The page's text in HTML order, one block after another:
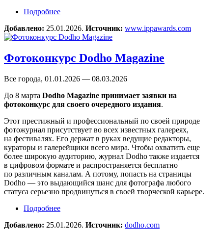
Подробнее
Добавлено: 25.01.2026. Источник: www.ippawards.com
Фотоконкурс Dodho Magazine
Все города, 01.01.2026 — 08.03.2026
До 8 марта Dodho Magazine принимает заявки на
фотоконкурс для своего очередного издания.
Этот престижный и профессиональный по своей природе
фотожурнал присутствует во всех известных галереях,
на фестивалях. Его держат в руках ведущие редакторы,
кураторы и галерейщики всего мира. Чтобы охватить еще
более широкую аудиторию, журнал Dodho также издается
в цифровом формате и распространяется бесплатно
по различным каналам. А потому, попасть на страницы
Dodho — это выдающийся шанс для фотографа любого
статуса серьезно продвинуться в своей творческой карьере.
Подробнее
Добавлено: 25.01.2026. Источник: dodho.com